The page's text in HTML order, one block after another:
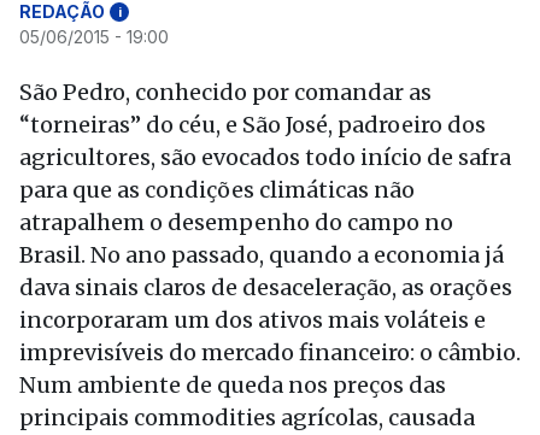
REDAÇÃO i
05/06/2015 - 19:00
São Pedro, conhecido por comandar as
“torneiras” do céu, e São José, padroeiro dos
agricultores, são evocados todo início de safra
para que as condições climáticas não
atrapalhem o desempenho do campo no
Brasil. No ano passado, quando a economia já
dava sinais claros de desaceleração, as orações
incorporaram um dos ativos mais voláteis e
imprevisíveis do mercado financeiro: o câmbio.
Num ambiente de queda nos preços das
principais commodities agrícolas, causada